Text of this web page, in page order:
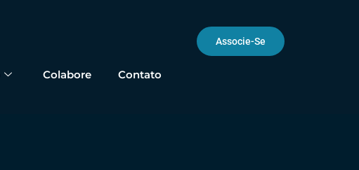
Associe-Se
Colabore Contato